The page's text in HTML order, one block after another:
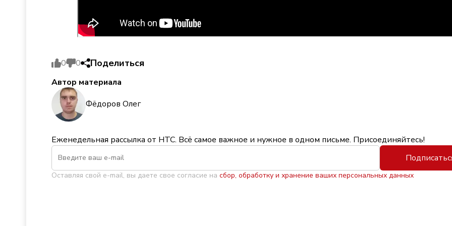
0 0 Поделиться
Автор материала
Фёдоров Олег
Еженедельная рассылка от НТС. Всё самое важное и нужное в одном письме. Присоединяйтесь!
Оставляя свой e-mail, вы даете свое согласие на сбор, обработку и хранение ваших персональных данных